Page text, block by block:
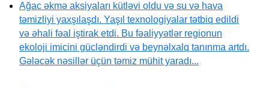
Ağac əkmə aksiyaları kütləvi oldu və su və hava
təmizliyi yaxşılaşdı. Yaşıl texnologiyalar tətbiq edildi
və əhali fəal iştirak etdi. Bu fəaliyyətlər regionun
ekoloji imicini gücləndirdi və beynəlxalq tanınma artdı.
Gələcək nəsillər üçün təmiz mühit yaradı...